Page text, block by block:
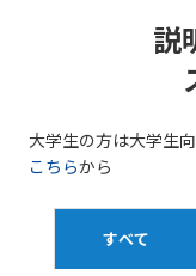
説
大学生の方は大学生
こちらから
すべて